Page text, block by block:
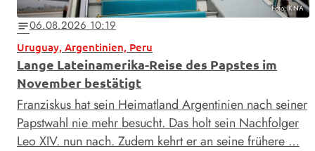
Foto: KNA
notes06.08.2026 10:19
Uruguay, Argentinien, Peru
Lange Lateinamerika-Reise des Papstes im
November bestätigt
Franziskus hat sein Heimatland Argentinien nach seiner
Papstwahl nie mehr besucht. Das holt sein Nachfolger
Leo XIV. nun nach. Zudem kehrt er an seine frühere …